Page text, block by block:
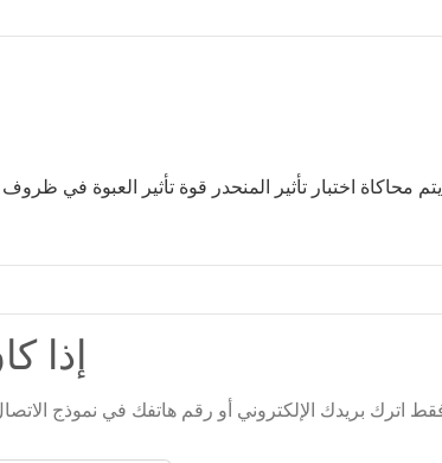
يتم محاكاة اختبار تأثير المنحدر قوة تأثير العبوة في ظروف
إذا